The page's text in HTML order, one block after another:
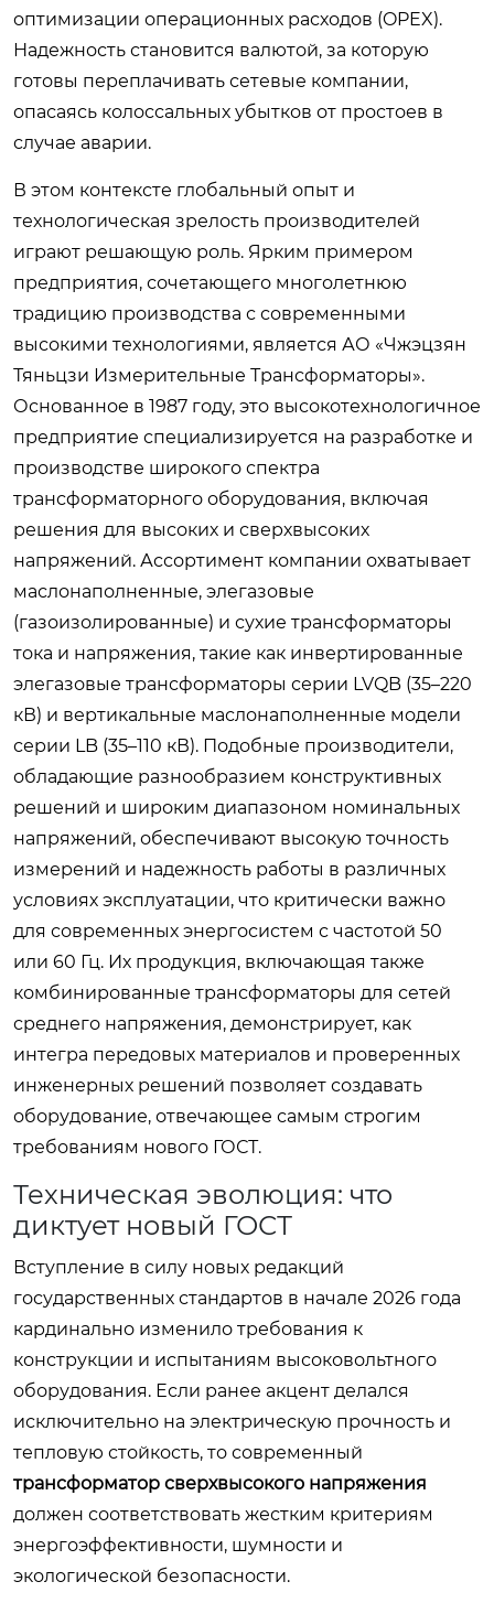
оптимизации операционных расходов (OPEX).
Надежность становится валютой, за которую
готовы переплачивать сетевые компании,
опасаясь колоссальных убытков от простоев в
случае аварии.
В этом контексте глобальный опыт и
технологическая зрелость производителей
играют решающую роль. Ярким примером
предприятия, сочетающего многолетнюю
традицию производства с современными
высокими технологиями, является АО «Чжэцзян
Тяньцзи Измерительные Трансформаторы».
Основанное в 1987 году, это высокотехнологичное
предприятие специализируется на разработке и
производстве широкого спектра
трансформаторного оборудования, включая
решения для высоких и сверхвысоких
напряжений. Ассортимент компании охватывает
маслонаполненные, элегазовые
(газоизолированные) и сухие трансформаторы
тока и напряжения, такие как инвертированные
элегазовые трансформаторы серии LVQB (35–220
кВ) и вертикальные маслонаполненные модели
серии LB (35–110 кВ). Подобные производители,
обладающие разнообразием конструктивных
решений и широким диапазоном номинальных
напряжений, обеспечивают высокую точность
измерений и надежность работы в различных
условиях эксплуатации, что критически важно
для современных энергосистем с частотой 50
или 60 Гц. Их продукция, включающая также
комбинированные трансформаторы для сетей
среднего напряжения, демонстрирует, как
интегра передовых материалов и проверенных
инженерных решений позволяет создавать
оборудование, отвечающее самым строгим
требованиям нового ГОСТ.
Техническая эволюция: что
диктует новый ГОСТ
Вступление в силу новых редакций
государственных стандартов в начале 2026 года
кардинально изменило требования к
конструкции и испытаниям высоковольтного
оборудования. Если ранее акцент делался
исключительно на электрическую прочность и
тепловую стойкость, то современный
трансформатор сверхвысокого напряжения
должен соответствовать жестким критериям
энергоэффективности, шумности и
экологической безопасности.